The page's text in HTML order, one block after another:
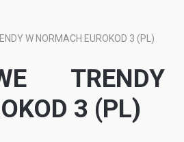
W NORMACH EUROKOD 3 (PL)
3 (PL)